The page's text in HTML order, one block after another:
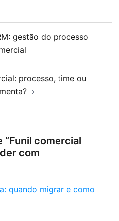
gestão do processo
processo, time ou
“Funil comercial
com
quando migrar e como